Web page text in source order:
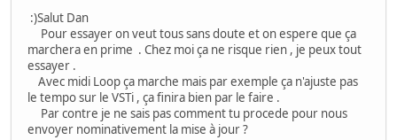
:)Salut Dan
Pour essayer on veut tous sans doute et on espere que ça
marchera en prime . Chez moi ça ne risque rien , je peux tout
essayer .
Avec midi Loop ça marche mais par exemple ça n'ajuste pas
le tempo sur le VSTi , ça finira bien par le faire .
Par contre je ne sais pas comment tu procede pour nous
envoyer nominativement la mise à jour ?